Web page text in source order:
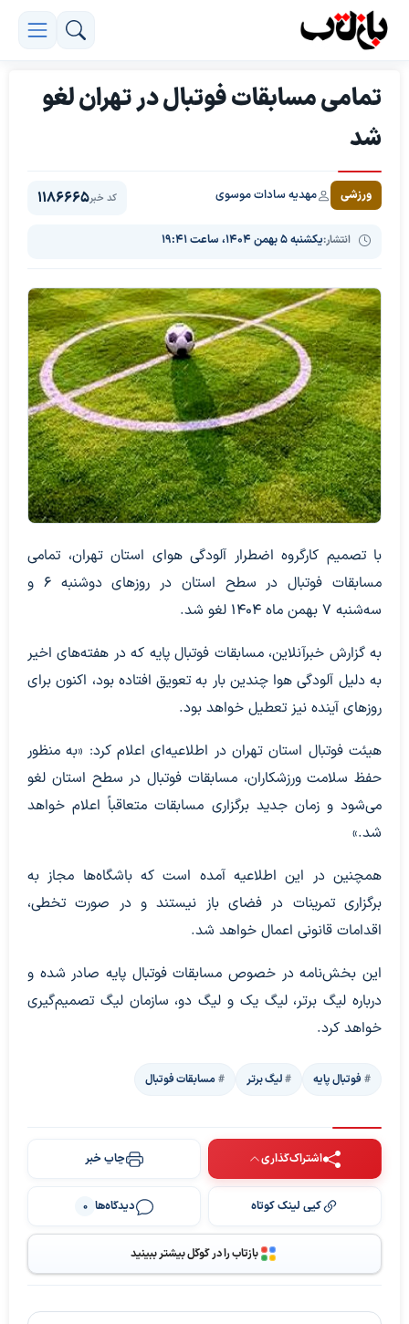
تمامی مسابقات فوتبال در تهران لغو
شد
ورزشی مهدیه سادات موسوی
انتشار:یکشنبه ۵ بهمن ۱۴۰۴، ساعت ۱۹:۴۱
کد خبر1186665
با تصمیم کارگروه اضطرار آلودگی هوای استان تهران، تمامی
مسابقات فوتبال در سطح استان در روزهای دوشنبه ۶ و
سه‌شنبه ۷ بهمن ماه ۱۴۰۴ لغو شد.
به گزارش خبرآنلاین، مسابقات فوتبال پایه که در هفته‌های اخیر
به دلیل آلودگی هوا چندین بار به تعویق افتاده بود، اکنون برای
روزهای آینده نیز تعطیل خواهد بود.
هیئت فوتبال استان تهران در اطلاعیه‌ای اعلام کرد: «به منظور
حفظ سلامت ورزشکاران، مسابقات فوتبال در سطح استان لغو
می‌شود و زمان جدید برگزاری مسابقات متعاقباً اعلام خواهد
شد.»
همچنین در این اطلاعیه آمده است که باشگاه‌ها مجاز به
برگزاری تمرینات در فضای باز نیستند و در صورت تخطی،
اقدامات قانونی اعمال خواهد شد.
این بخش‌نامه در خصوص مسابقات فوتبال پایه صادر شده و
درباره لیگ برتر، لیگ یک و لیگ دو، سازمان لیگ تصمیم‌گیری
خواهد کرد.
فوتبال پایه لیگ برتر مسابقات فوتبال
اشتراک‌گذاری چاپ خبر
کپی لینک کوتاه دیدگاه‌ها 0
بازتاب را در گوگل بیشتر ببینید